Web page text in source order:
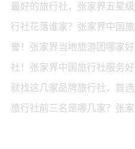
最好的旅行社，张家界五星
行社花落谁家？张家界中国
誉！张家界当地旅游团哪家
社！张家界中国旅行社服务
就找这几家品牌旅行社，首
旅行社前三名是哪几家？张